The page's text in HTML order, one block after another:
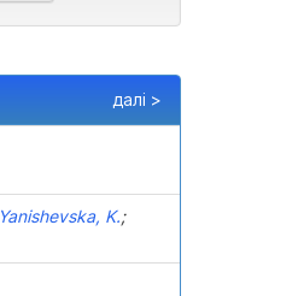
далі >
Yanishevska, K.;